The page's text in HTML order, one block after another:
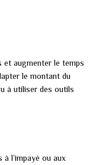
augmenter le temps
le montant du
à utiliser des outils
l’impayé ou aux